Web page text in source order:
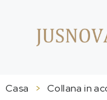
Casa > Collana in